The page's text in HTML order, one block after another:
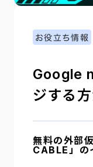
お役立ち情報
Google
ジする
無料の外部
CABLE」の